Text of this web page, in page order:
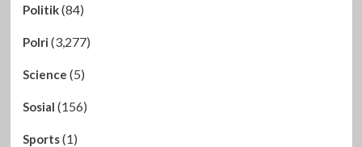
Politik(84)
Polri (3,277)
Science (5)
Sosial (156)
Sports(1)